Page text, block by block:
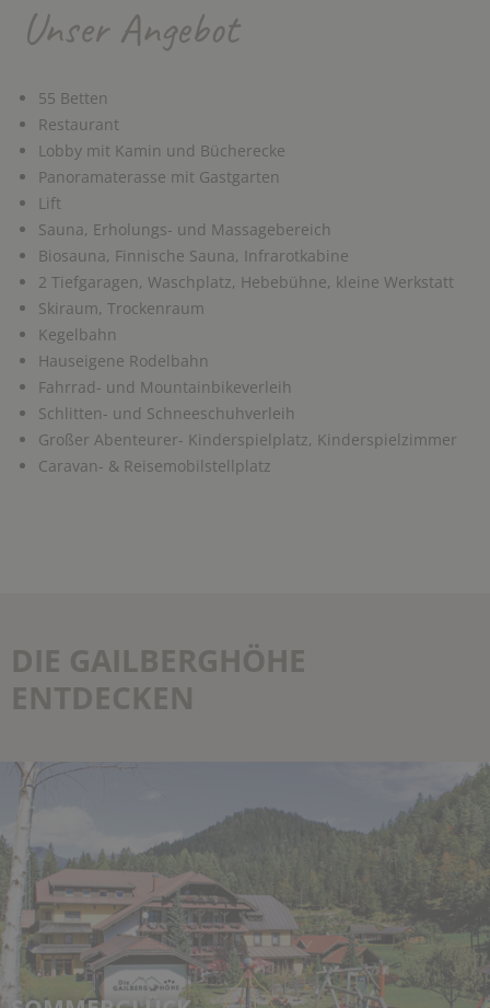
Unser Angebot
55 Betten
Restaurant
Lobby mit Kamin und Bücherecke
Panoramaterasse mit Gastgarten
Lift
Sauna, Erholungs- und Massagebereich
Biosauna, Finnische Sauna, Infrarotkabine
2 Tiefgaragen, Waschplatz, Hebebühne, kleine Werkstatt
Skiraum, Trockenraum
Kegelbahn
Hauseigene Rodelbahn
Fahrrad- und Mountainbikeverleih
Schlitten- und Schneeschuhverleih
Großer Abenteurer- Kinderspielplatz, Kinderspielzimmer
Caravan- & Reisemobilstellplatz
DIE GAILBERGHÖHE
ENTDECKEN